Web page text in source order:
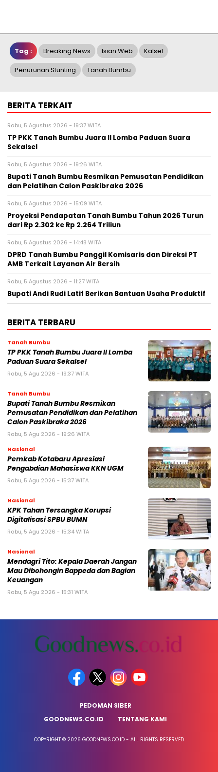
Tag : Breaking News Isian Web Kalsel
Penurunan Stunting Tanah Bumbu
BERITA TERKAIT
Rabu, 5 Agustus 2026 - 19:37 WITA
TP PKK Tanah Bumbu Juara II Lomba Paduan Suara
Sekalsel
Rabu, 5 Agustus 2026 - 19:26 WITA
Bupati Tanah Bumbu Resmikan Pemusatan Pendidikan
dan Pelatihan Calon Paskibraka 2026
Rabu, 5 Agustus 2026 - 15:09 WITA
Proyeksi Pendapatan Tanah Bumbu Tahun 2026 Turun
dari Rp 2.302 ke Rp 2.264 Triliun
Rabu, 5 Agustus 2026 - 14:48 WITA
DPRD Tanah Bumbu Panggil Komisaris dan Direksi PT
AMB Terkait Layanan Air Bersih
Rabu, 5 Agustus 2026 - 11:27 WITA
Bupati Andi Rudi Latif Berikan Bantuan Usaha Produktif
BERITA TERBARU
Tanah Bumbu
TP PKK Tanah Bumbu Juara II Lomba
Paduan Suara Sekalsel
Rabu, 5 Agu 2026 - 19:37 WITA
Tanah Bumbu
Bupati Tanah Bumbu Resmikan
Pemusatan Pendidikan dan Pelatihan
Calon Paskibraka 2026
Rabu, 5 Agu 2026 - 19:26 WITA
Nasional
Pemkab Kotabaru Apresiasi
Pengabdian Mahasiswa KKN UGM
Rabu, 5 Agu 2026 - 15:37 WITA
Nasional
KPK Tahan Tersangka Korupsi
Digitalisasi SPBU BUMN
Rabu, 5 Agu 2026 - 15:34 WITA
Nasional
Mendagri Tito: Kepala Daerah Jangan
Mau Dibohongin Bappeda dan Bagian
Keuangan
Rabu, 5 Agu 2026 - 15:31 WITA
PEDOMAN SIBER
GOODNEWS.CO.ID
TENTANG KAMI
COPYRIGHT © 2026 GOODNEWS.CO.ID - ALL RIGHTS RESERVED